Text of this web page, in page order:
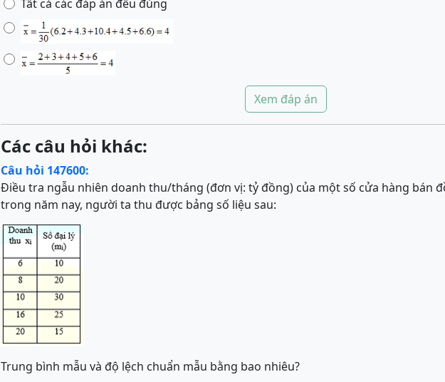
Tất cả các đáp án đều đúng
Xem đáp án
Các câu hỏi khác:
Câu hỏi 147600:
Điều tra ngẫu nhiên doanh thu/tháng (đơn vị: tỷ đồng) của một số cửa hàng bán
trong năm nay, người ta thu được bảng số liệu sau:
Trung bình mẫu và độ lệch chuẩn mẫu bằng bao nhiêu?